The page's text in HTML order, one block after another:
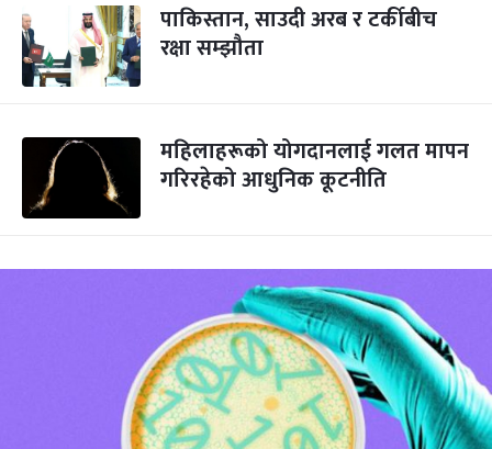
पाकिस्तान, साउदी अरब र टर्कीबीच
रक्षा सम्झौता
महिलाहरूको योगदानलाई गलत मापन
गरिरहेको आधुनिक कूटनीति